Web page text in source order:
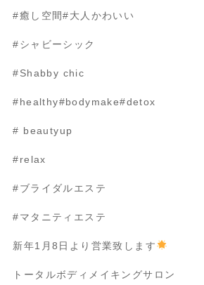
#癒し空間#大人かわいい
#シャビーシック
#Shabby chic
#healthy#bodymake#detox
# beautyup
#relax
#ブライダルエステ
#マタニティエステ
新年1 月8 日より営業致します
トータルボディメイキングサロン